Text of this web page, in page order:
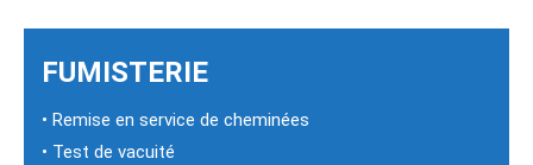
FUMISTERIE
• Remise en service de cheminées
• Test de vacuité